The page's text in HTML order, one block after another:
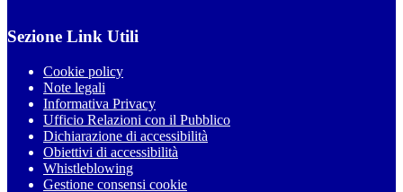
Sezione Link Utili
Cookie policy
Note legali
Informativa Privacy
Ufficio Relazioni con il Pubblico
Dichiarazione di accessibilità
Obiettivi di accessibilità
Whistleblowing
Gestione consensi cookie